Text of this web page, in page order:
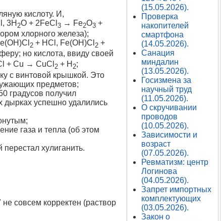
кислоту. И,
3H2O + 2FeCl 3→ Fe2O3+
хлорного железа);
2+ HCl, Fe(OH)Cl 2+
но кислота, ввиду своей
+ Cu → CuCl 2+ H 2;
с винтовой крышкой. Это
предметов;
градусов получил
дырках успешно удалились
газа и тепла (об этом
хулиганить.
совсем корректен (раствор
(15.05.2026).
Проверка
накопителей
смартфона
(14.05.2026).
Санация
миндалин
(13.05.2026).
Госизмена за
научный труд
(11.05.2026).
О скручивании
проводов
(10.05.2026).
Зависимости и
возраст
(07.05.2026).
Ревматизм: центр
Логинова
(04.05.2026).
Запрет импортных
комплектующих
(03.05.2026).
Закон о